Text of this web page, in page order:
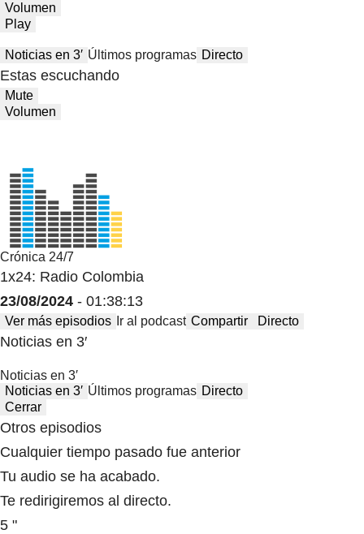
Volumen
Play
Noticias en 3′ Últimos programas Directo
Estas escuchando
Mute
Volumen
Crónica 24/7
1x24: Radio Colombia
23/08/2024 - 01:38:13
Ver más episodios Ir al podcast Compartir Directo
Noticias en 3′
Noticias en 3′
Noticias en 3′ Últimos programas Directo
Cerrar
Otros episodios
Cualquier tiempo pasado fue anterior
Tu audio se ha acabado.
Te redirigiremos al directo.
5 "